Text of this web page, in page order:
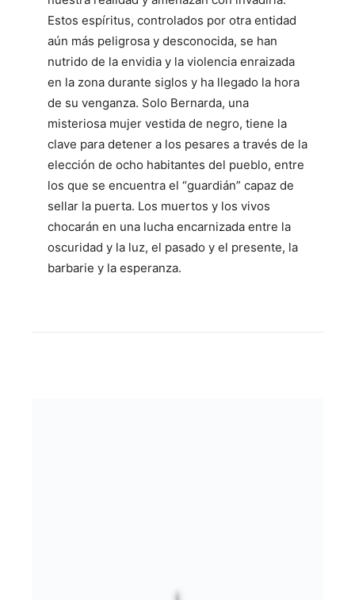
Estos espíritus, controlados por otra entidad
aún más peligrosa y desconocida, se han
nutrido de la envidia y la violencia enraizada
en la zona durante siglos y ha llegado la hora
de su venganza. Solo Bernarda, una
misteriosa mujer vestida de negro, tiene la
clave para detener a los pesares a través de la
elección de ocho habitantes del pueblo, entre
los que se encuentra el “guardián” capaz de
sellar la puerta. Los muertos y los vivos
chocarán en una lucha encarnizada entre la
oscuridad y la luz, el pasado y el presente, la
barbarie y la esperanza.